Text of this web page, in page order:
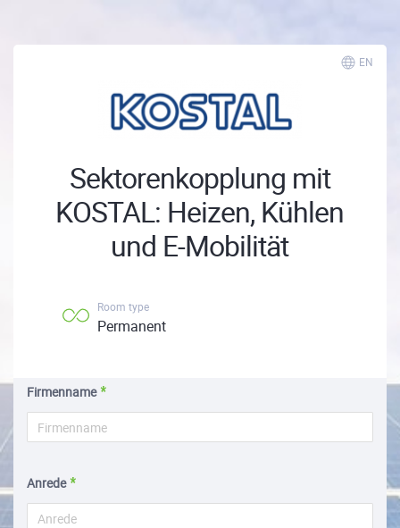
EN
Sektorenkopplung mit
KOSTAL: Heizen, Kühlen
und E-Mobilität
Room type
Permanent
Firmenname
Anrede